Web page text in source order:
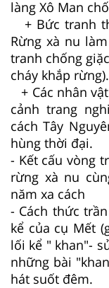
làng Xô Man
+ Bức tranh
Rừng xà nu
tranh chống
cháy khắp rừng).
+ Các nhân
cảnh trang
cách Tây
hùng thời đại.
- Kết cấu vòng
rừng xà nu
năm xa cách
- Cách thức
kể của cụ Mết
lối kể " khan"-
những bài
hát suốt đêm.